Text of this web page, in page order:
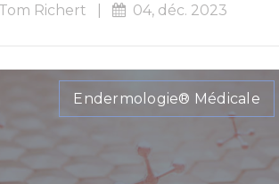
Tom Richert 04, déc. 2023
Endermologie® Médicale